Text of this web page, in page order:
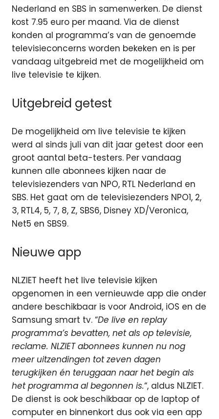
Nederland en SBS in samenwerken. De dienst
kost 7.95 euro per maand. Via de dienst
konden al programma’s van de genoemde
televisieconcerns worden bekeken en is per
vandaag uitgebreid met de mogelijkheid om
live televisie te kijken.
Uitgebreid getest
De mogelijkheid om live televisie te kijken
werd al sinds juli van dit jaar getest door een
groot aantal beta-testers. Per vandaag
kunnen alle abonnees kijken naar de
televisiezenders van NPO, RTL Nederland en
SBS. Het gaat om de televisiezenders NPO1, 2,
3, RTL4, 5, 7, 8, Z, SBS6, Disney XD/Veronica,
Net5 en SBS9.
Nieuwe app
NLZIET heeft het live televisie kijken
opgenomen in een vernieuwde app die onder
andere beschikbaar is voor Android, iOS en de
Samsung smart tv. “De live en replay
programma’s bevatten, net als op televisie,
reclame. NLZIET abonnees kunnen nu nog
meer uitzendingen tot zeven dagen
terugkijken én teruggaan naar het begin als
het programma al begonnen is.“, aldus NLZIET.
De dienst is ook beschikbaar op de laptop of
computer en binnenkort dus ook via een app